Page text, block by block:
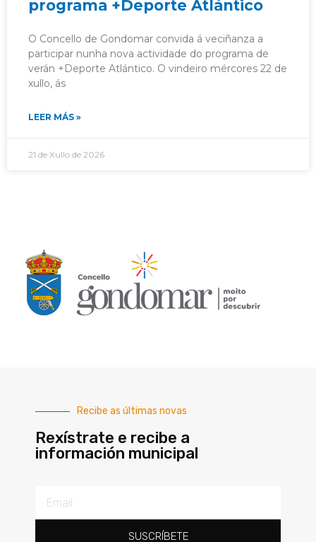
programa +Deporte Atlántico
O Concello de Gondomar convida á veciñanza a
participar nunha nova actividade do programa de
verán +Deporte Atlántico. O vindeiro mércores 22 de
xullo, ás
LEER MÁS »
21 de Xullo de 2026
Recibe as últimas novas
Rexístrate e recibe a
información municipal
SUSCRÍBETE